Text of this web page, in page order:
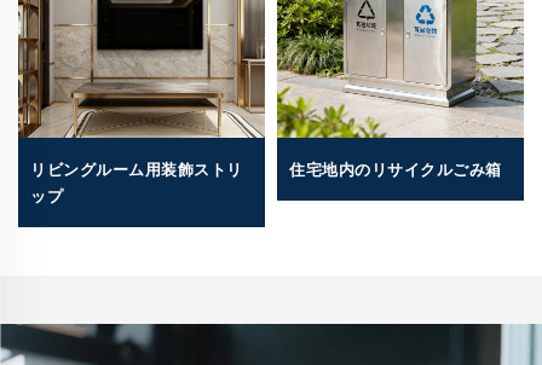
リビングルーム用装飾ストリ
ップ
住宅地内のリサイクルごみ箱